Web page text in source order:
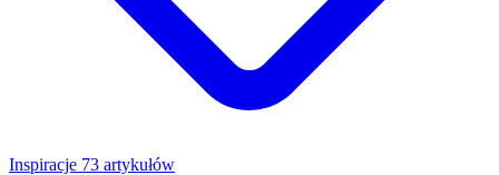
Inspiracje 73 artykułów